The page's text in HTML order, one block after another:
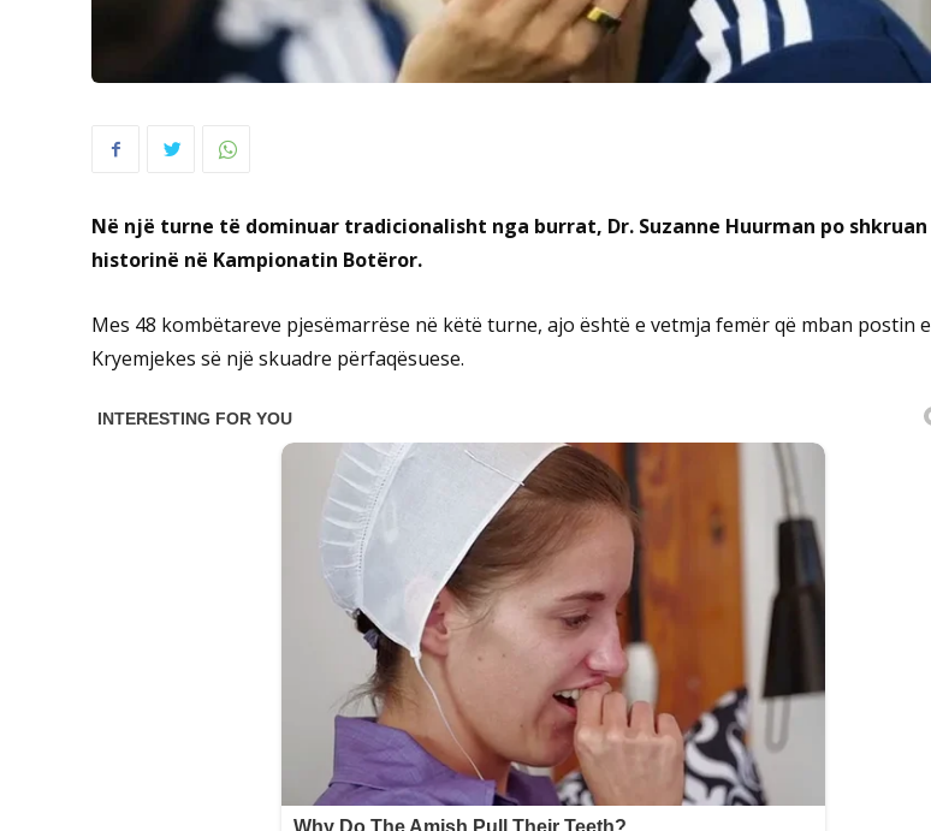
Në një turne të dominuar tradicionalisht nga burrat, Dr. Suzanne Huurman po shkruan
historinë në Kampionatin Botëror.
Mes 48 kombëtareve pjesëmarrëse në këtë turne, ajo është e vetmja femër që mban postin e
Kryemjekes së një skuadre përfaqësuese.